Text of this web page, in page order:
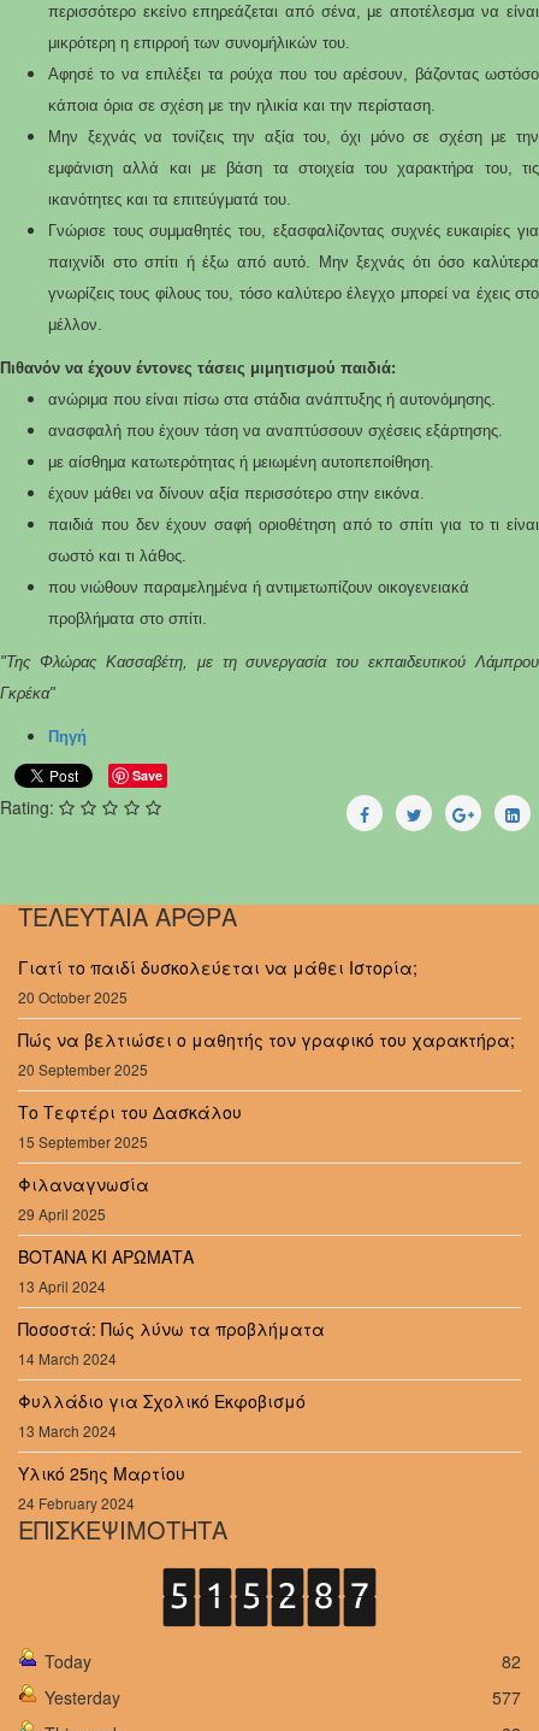
περισσότερο εκείνο επηρεάζεται από σένα, με αποτέλεσμα να είναι
μικρότερη η επιρροή των συνομήλικών του.
Αφησέ το να επιλέξει τα ρούχα που του αρέσουν, βάζοντας ωστόσο
κάποια όρια σε σχέση με την ηλικία και την περίσταση.
Μην ξεχνάς να τονίζεις την αξία του, όχι μόνο σε σχέση με την
εμφάνιση αλλά και με βάση τα στοιχεία του χαρακτήρα του, τις
ικανότητες και τα επιτεύγματά του.
Γνώρισε τους συμμαθητές του, εξασφαλίζοντας συχνές ευκαιρίες για
παιχνίδι στο σπίτι ή έξω από αυτό. Μην ξεχνάς ότι όσο καλύτερα
γνωρίζεις τους φίλους του, τόσο καλύτερο έλεγχο μπορεί να έχεις στο
μέλλον.
Πιθανόν να έχουν έντονες τάσεις μιμητισμού παιδιά:
ανώριμα που είναι πίσω στα στάδια ανάπτυξης ή αυτονόμησης.
ανασφαλή που έχουν τάση να αναπτύσσουν σχέσεις εξάρτησης.
με αίσθημα κατωτερότητας ή μειωμένη αυτοπεποίθηση.
έχουν μάθει να δίνουν αξία περισσότερο στην εικόνα.
παιδιά που δεν έχουν σαφή οριοθέτηση από το σπίτι για το τι είναι
σωστό και τι λάθος.
που νιώθουν παραμελημένα ή αντιμετωπίζουν οικογενειακά
προβλήματα στο σπίτι.
"Της Φλώρας Κασσαβέτη, με τη συνεργασία του εκπαιδευτικού Λάμπρου
Γκρέκα"
Πηγή
Save
Rating:
ΤΕΛΕΥΤΑΙΑ ΑΡΘΡΑ
Γιατί το παιδί δυσκολεύεται να μάθει Ιστορία;
20 October 2025
Πώς να βελτιώσει ο μαθητής τον γραφικό του χαρακτήρα;
20 September 2025
Το Τεφτέρι του Δασκάλου
15 September 2025
Φιλαναγνωσία
29 April 2025
ΒΟΤΑΝΑ ΚΙ ΑΡΩΜΑΤΑ
13 April 2024
Ποσοστά: Πώς λύνω τα προβλήματα
14 March 2024
Φυλλάδιο για Σχολικό Εκφοβισμό
13 March 2024
Υλικό 25ης Μαρτίου
24 February 2024
ΕΠΙΣΚΕΨΙΜΟΤΗΤΑ
Today
82
Yesterday
577